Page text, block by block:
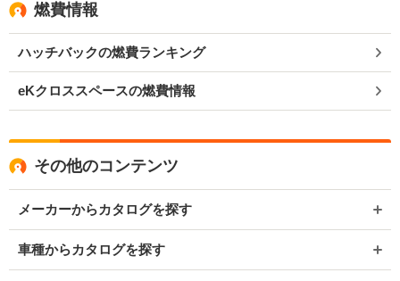
燃費情報
ハッチバックの燃費ランキング
eKクロススペースの燃費情報
その他のコンテンツ
メーカーからカタログを探す
車種からカタログを探す